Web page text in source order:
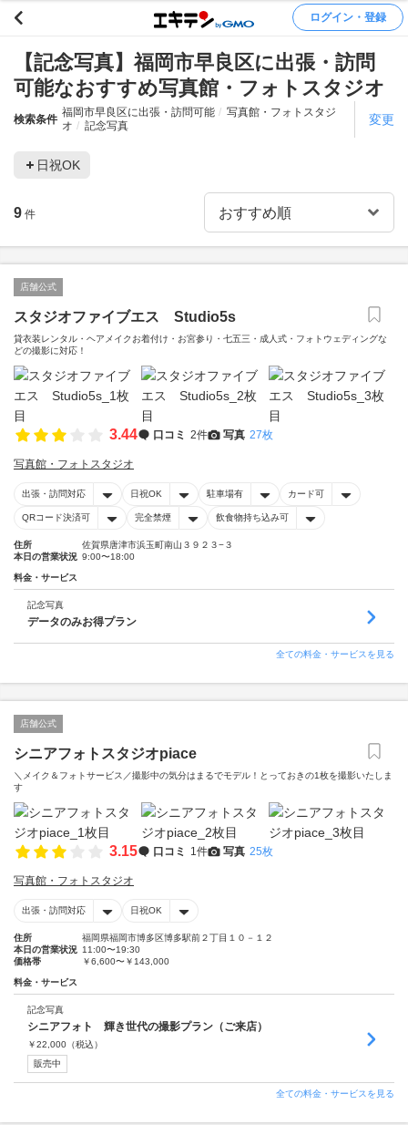
ログイン・登録
【記念写真】福岡市早良区に出張・訪問
可能なおすすめ写真館・フォトスタジオ
検索条件
福岡市早良区に出張・訪問可能
写真館・フォトスタジ
オ
記念写真 変更
日祝OK
9 件
店舗公式
スタジオファイブエス Studio5s
貸衣装レンタル・ヘアメイクお着付け・お宮参り・七五三・成人式・フォトウェディングな
どの撮影に対応！
3.44 口コミ 2件 写真 27枚
写真館・フォトスタジオ
出張・訪問対応 日祝OK 駐車場有 カード可
QRコード決済可 完全禁煙 飲食物持ち込み可
住所
佐賀県唐津市浜玉町南山３９２３−３
本日の営業状況 9:00〜18:00
料金・サービス
記念写真
データのみお得プラン
全ての料金・サービスを見る
店舗公式
シニアフォトスタジオpiace
＼メイク＆フォトサービス／撮影中の気分はまるでモデル！とっておきの1枚を撮影いたしま
す
3.15 口コミ 1件 写真 25枚
写真館・フォトスタジオ
出張・訪問対応 日祝OK
住所
福岡県福岡市博多区博多駅前２丁目１０－１２
本日の営業状況 11:00〜19:30
価格帯
￥6,600〜￥143,000
料金・サービス
記念写真
シニアフォト 輝き世代の撮影プラン（ご来店）
￥22,000 （税込）
販売中
全ての料金・サービスを見る